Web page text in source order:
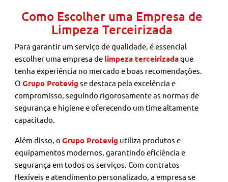
Como Escolher uma Empresa de
Limpeza Terceirizada
Para garantir um serviço de qualidade, é essencial
escolher uma empresa de limpeza terceirizadaque
tenha experiência no mercado e boas recomendações.
OGrupo Protevig se destaca pela excelência e
compromisso, seguindo rigorosamente as normas de
segurança e higiene e oferecendo um time altamente
capacitado.
Além disso, o Grupo Protevig utiliza produtos e
equipamentos modernos, garantindo eficiência e
segurança em todos os serviços. Com contratos
flexíveis e atendimento personalizado, a empresa se